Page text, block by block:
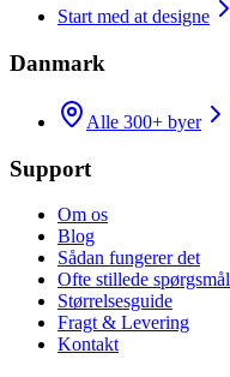
Start med at designe
Danmark
Alle 300+ byer
Support
Om os
Blog
Sådan fungerer det
Ofte stillede spørgsmål
Størrelsesguide
Fragt & Levering
Kontakt